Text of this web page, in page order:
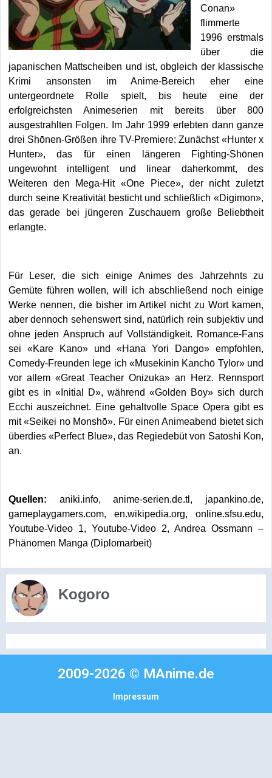
Conan»
flimmerte
1996 erstmals
über die
japanischen Mattscheiben und ist, obgleich der klassische
Krimi ansonsten im Anime-Bereich eher eine
untergeordnete Rolle spielt, bis heute eine der
erfolgreichsten Animeserien mit bereits über 800
ausgestrahlten Folgen. Im Jahr 1999 erlebten dann ganze
drei Shōnen-Größen ihre TV-Premiere: Zunächst «Hunter x
Hunter», das für einen längeren Fighting-Shōnen
ungewohnt intelligent und linear daherkommt, des
Weiteren den Mega-Hit «One Piece», der nicht zuletzt
durch seine Kreativität besticht und schließlich «Digimon»,
das gerade bei jüngeren Zuschauern große Beliebtheit
erlangte.
Für Leser, die sich einige Animes des Jahrzehnts zu
Gemüte führen wollen, will ich abschließend noch einige
Werke nennen, die bisher im Artikel nicht zu Wort kamen,
aber dennoch sehenswert sind, natürlich rein subjektiv und
ohne jeden Anspruch auf Vollständigkeit. Romance-Fans
sei «Kare Kano» und «Hana Yori Dango» empfohlen,
Comedy-Freunden lege ich «Musekinin Kanchō Tylor» und
vor allem «Great Teacher Onizuka» an Herz. Rennsport
gibt es in «Initial D», während «Golden Boy» sich durch
Ecchi auszeichnet. Eine gehaltvolle Space Opera gibt es
mit «Seikei no Monshō». Für einen Animeabend bietet sich
überdies «Perfect Blue», das Regiedebüt von Satoshi Kon,
an.
Quellen: aniki.info,anime-serien.de.tl , japankino.de,
gameplaygamers.com, en.wikipedia.org,online.sfsu.edu,
Youtube-Video 1, Youtube-Video 2, Andrea Ossmann –
Phänomen Manga (Diplomarbeit)
Kogoro
2009-2026 © MAnime.de
Impressum